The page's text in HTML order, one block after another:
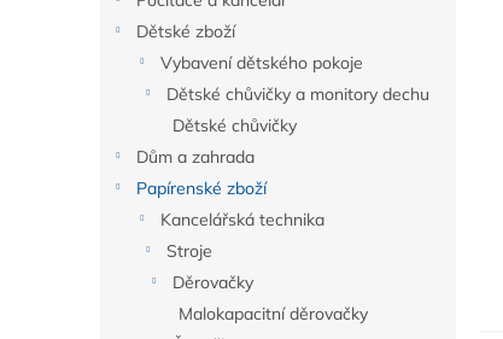
Dětské zboží
Vybavení dětského pokoje
Dětské chůvičky a monitory dechu
Dětské chůvičky
Dům a zahrada
Papírenské zboží
Kancelářská technika
Stroje
Děrovačky
Malokapacitní děrovačky